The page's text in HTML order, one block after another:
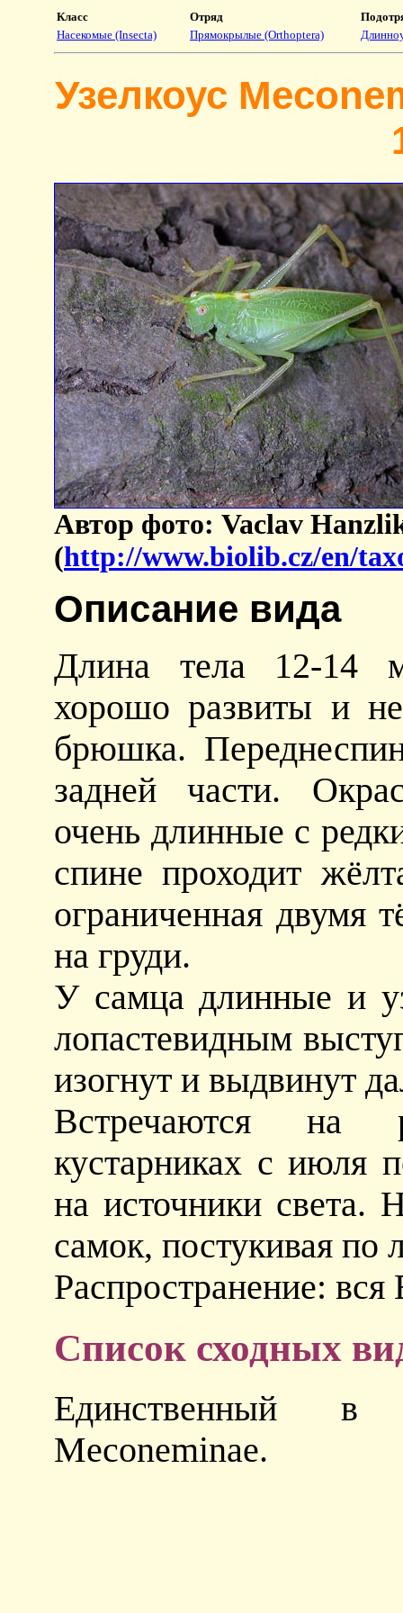
Класс Отряд
Насекомые (Insecta)
Прямокрылые (Orthoptera)
Узелкоус
Автор фото: Vaclav
(http://www.biolib.cz/en/
Описание вида
Длина тела 12-14
хорошо развиты и
брюшка.
задней части.
очень длинные с
спине проходит
ограниченная двумя
на груди.
У самца длинные и
лопастевидным
изогнут и выдвинут
Встречаются на
кустарниках с июля
на источники света.
самок, постукивая по
Распространение:
Список сходных
Единственный
Meconeminae.